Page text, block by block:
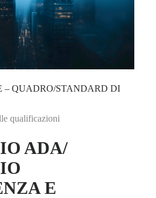
– QUADRO/STANDARD DI
qualificazioni
ADA/
E